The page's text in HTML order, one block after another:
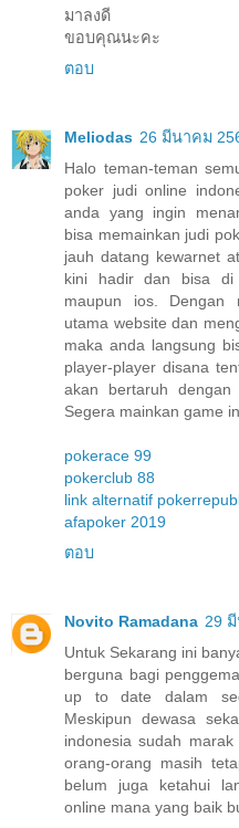
มาลงดี
ขอบคุณนะคะ
ตอบ
Meliodas 26 มีนาคม
Halo teman-teman
poker judi online
anda yang ingin
bisa memainkan judi
jauh datang kewarnet
kini hadir dan bisa di
maupun ios. Dengan
utama website dan
maka anda langsung
player-player disana
akan bertaruh
Segera mainkan game
pokerace 99
pokerclub 88
link alternatif
afapoker 2019
ตอบ
Novito Ramadana 29
Untuk Sekarang ini
berguna bagi
up to date dalam
Meskipun dewasa
indonesia sudah
orang-orang masih
belum juga ketahui
online mana yang baik